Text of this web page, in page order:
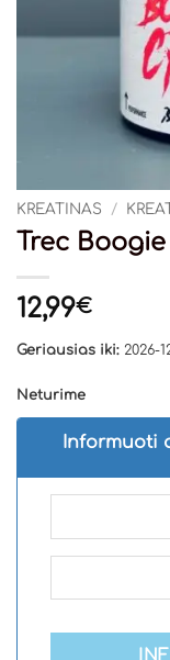
KREATINAS /
Trec
12,99€
Geriausias iki: 2026-
Neturime
Informuoti